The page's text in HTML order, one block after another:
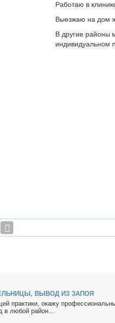
Работаю в
Выезжаю на дом
В другие районы
индивидуальном
ВЫВОД ИЗ ЗАПОЯ
прак­ти­ки, ока­жу
в лю­бой рай­он...